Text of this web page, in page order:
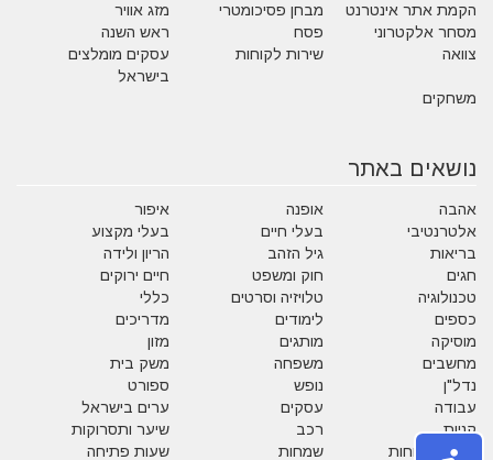
הקמת אתר אינטרנט
מבחן פסיכומטרי
מזג אוויר
מסחר אלקטרוני
פסח
ראש השנה
צוואה
שירות לקוחות
עסקים מומלצים
בישראל
משחקים
נושאים באתר
אהבה אופנה
איפור
אלטרנטיבי
בעלי חיים
בעלי מקצוע
בריאות
גיל הזהב
הריון ולידה
חגים
חוק ומשפט
חיים ירוקים
טכנולוגיה
טלויזיה וסרטים
כללי
כספים
לימודים
מדריכים
מוסיקה
מותגים
מזון
מחשבים
משפחה
משק בית
נדל"ן
נופש
ספורט
עבודה
עסקים
ערים בישראל
קניות
רכב
שיער ותסרוקות
שירות לקוחות
שמחות שעות פתיחה